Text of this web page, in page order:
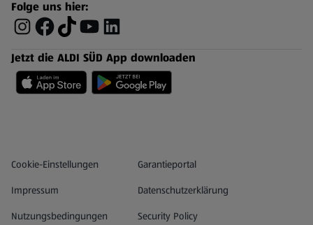
Folge uns hier:
Jetzt die ALDI SÜD App downloaden
Datenschutz- und Richtlinienmenü
Cookie-Einstellungen Garantieportal
(öffnet in einem neuen Tab)
Impressum
Datenschutzerklärung
Nutzungsbedingungen
Security Policy